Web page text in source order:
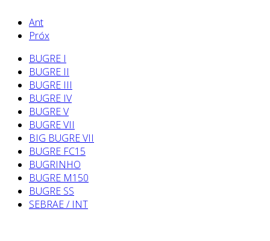
Ant
Próx
BUGRE I
BUGRE II
BUGRE III
BUGRE IV
BUGRE V
BUGRE VII
BIG BUGRE VII
BUGRE FC15
BUGRINHO
BUGRE M150
BUGRE SS
SEBRAE / INT